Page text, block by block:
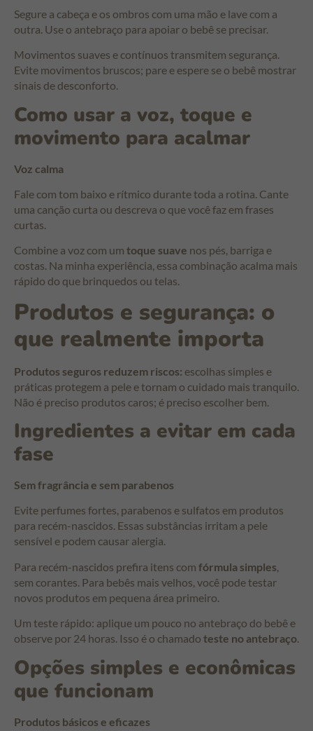
Segure a cabeça e os ombros com uma mão e lave com a
outra. Use o antebraço para apoiar o bebê se precisar.
Movimentos suaves e contínuos transmitem segurança.
Evite movimentos bruscos; pare e espere se o bebê mostrar
sinais de desconforto.
Como usar a voz, toque e
movimento para acalmar
Voz calma
Fale com tom baixo e rítmico durante toda a rotina. Cante
uma canção curta ou descreva o que você faz em frases
curtas.
Combine a voz com um toque suave nos pés, barriga e
costas. Na minha experiência, essa combinação acalma mais
rápido do que brinquedos ou telas.
Produtos e segurança: o
que realmente importa
Produtos seguros reduzem riscos: escolhas simples e
práticas protegem a pele e tornam o cuidado mais tranquilo.
Não é preciso produtos caros; é preciso escolher bem.
Ingredientes a evitar em cada
fase
Sem fragrância e sem parabenos
Evite perfumes fortes, parabenos e sulfatos em produtos
para recém-nascidos. Essas substâncias irritam a pele
sensível e podem causar alergia.
Para recém-nascidos prefira itens com fórmula simples,
sem corantes. Para bebês mais velhos, você pode testar
novos produtos em pequena área primeiro.
Um teste rápido: aplique um pouco no antebraço do bebê e
observe por 24 horas. Isso é o chamado teste no antebraço.
Opções simples e econômicas
que funcionam
Produtos básicos e eficazes